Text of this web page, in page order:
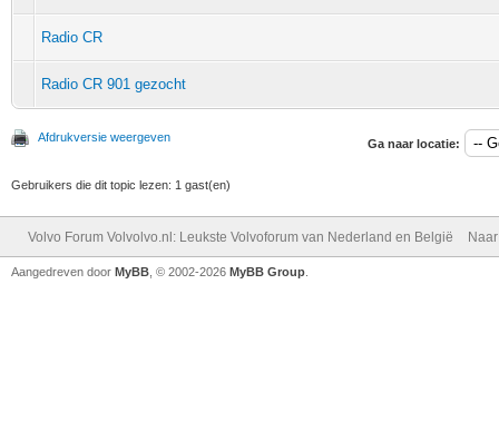
Radio CR
Radio CR 901 gezocht
Afdrukversie weergeven Ga naar locatie:
Gebruikers die dit topic lezen: 1 gast(en)
Volvo Forum Volvolvo.nl: Leukste Volvoforum van Nederland en België
Aangedreven door MyBB , © 2002-2026 MyBB Group